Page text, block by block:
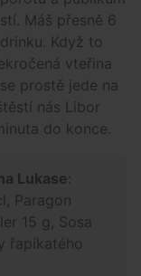
Máš přesně 6
Když to
vteřina
prostě jede na
nás Libor
do konce.
Lukase:
Paragon
15 g, Sosa
řapíkatého